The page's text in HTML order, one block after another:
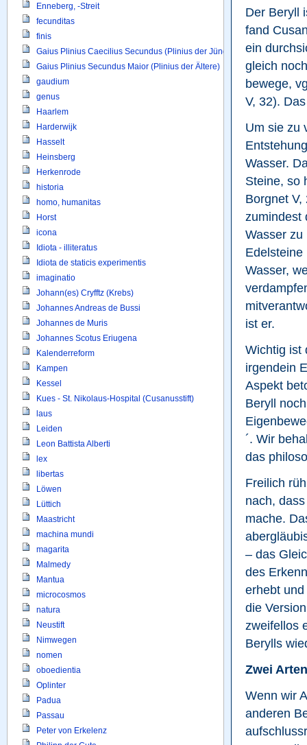
Enneberg, -Streit
fecunditas
finis
Gaius Plinius Caecilius Secundus (Plinius der Jüngere)
Gaius Plinius Secundus Maior (Plinius der Ältere)
gaudium
genus
Haarlem
Harderwijk
Hasselt
Heinsberg
Herkenrode
historia
homo, humanitas
Horst
icona
Idiota - illiteratus
Idiota de staticis experimentis
imaginatio
Johann(es) Cryfftz (Krebs)
Johannes Andreas de Bussi
Johannes de Muris
Johannes Scotus Eriugena
Kalenderreform
Kampen
Kessel
Kues - St. Nikolaus-Hospital (Cusanusstift)
laus
Leiden
Leon Battista Alberti
lex
libertas
Löwen
Lüttich
Maastricht
machina mundi
magarita
Malmedy
Mantua
microcosmos
natura
Neustift
Nimwegen
nomen
oboedientia
Oplinter
Padua
Passau
Peter von Erkelenz
Der Beryll
fand
ein
gleich
bewege,
V, 32).
Um sie zu
Wasser.
Steine, so
Borgnet
zumindest
Wasser
Edelsteine
Wasser,
ist er.
Wichtig ist
irgendein
Aspekt
Beryll
´. Wir
das
Freilich
nach,
mache.
– das
des
erhebt
die
zweifellos
Berylls
Zwei
Wenn wir
anderen